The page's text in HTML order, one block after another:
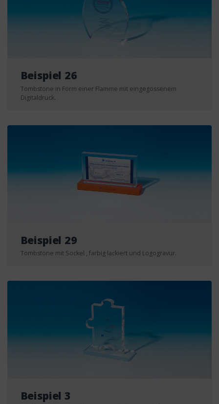
Beispiel 26
Tombstone in Form einer Flamme mit eingegossenem
Digitaldruck.
Beispiel 29
Tombstone mit Sockel , farbig lackiert und Logogravur.
Beispiel 3